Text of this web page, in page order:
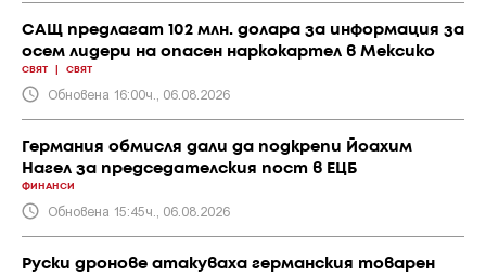
САЩ предлагат 102 млн. долара за информация за
осем лидери на опасен наркокартел в Мексико
СВЯТ СВЯТ
Обновена 16:00ч., 06.08.2026
Германия обмисля дали да подкрепи Йоахим
Нагел за председателския пост в ЕЦБ
ФИНАНСИ
Обновена 15:45ч., 06.08.2026
Руски дронове атакуваха германския товарен